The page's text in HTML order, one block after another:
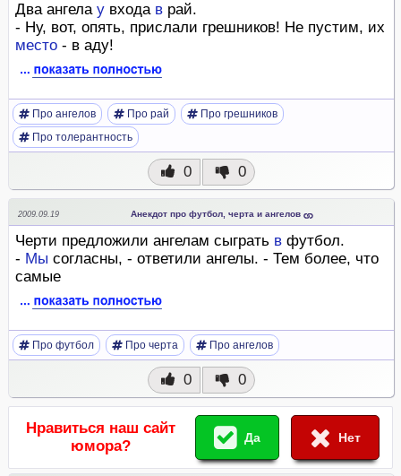
Два ангела у входа в рай.
- Ну, вот, опять, прислали грешников! Не пустим, их
место - в аду!
Про ангелов Про рай
Про грешников
Про толерантность
0 0
2009.09.19 Анекдот про футбол, черта и ангелов
Черти предложили ангелам сыграть в футбол.
- Мы согласны, - ответили ангелы. - Тем более, что
самые
Про футбол Про черта Про ангелов
0 0
Нравиться наш сайт
юмора?
Да Нет